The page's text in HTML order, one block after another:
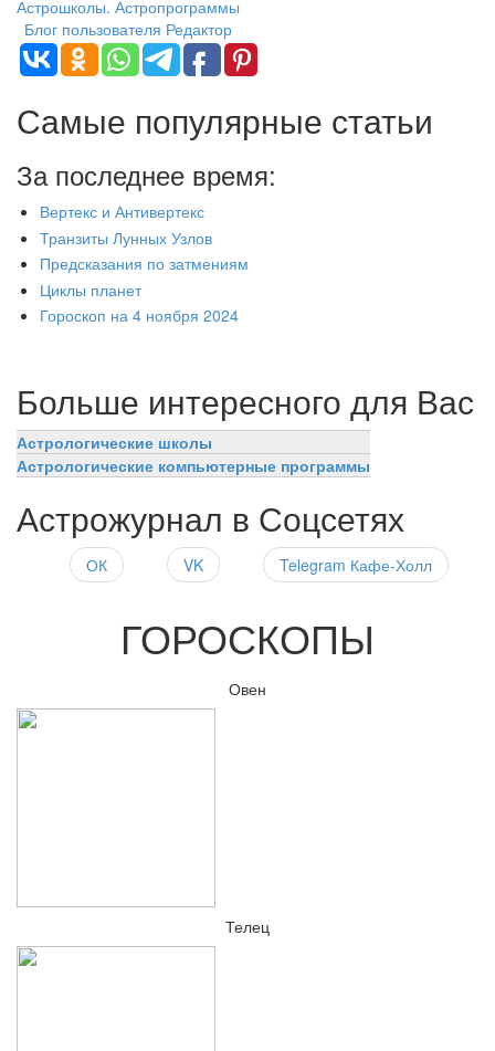
Астрошколы. Астропрограммы
Блог пользователя Редактор
Самые популярные статьи
За последнее время:
Вертекс и Антивертекс
Транзиты Лунных Узлов
Предсказания по затмениям
Циклы планет
Гороскоп на 4 ноября 2024
Больше интересного для Вас
Астрологические школы
Астрологические компьютерные программы
Астрожурнал в Соцсетях
ОК VK Telegram Кафе-Холл
ГОРОСКОПЫ
Овен
Телец